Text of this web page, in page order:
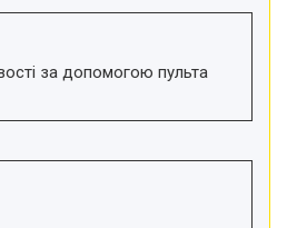
за допомогою пульта